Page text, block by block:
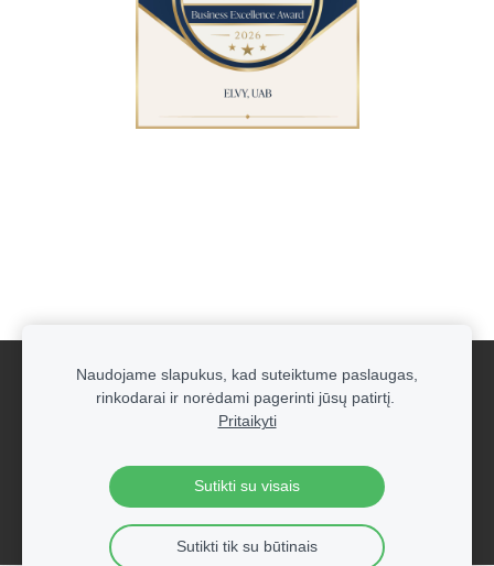
Naujoko rinkiniai su įmonės logotipu Slapukai
builder.
Naudojame slapukus, kad suteiktume paslaugas,
rinkodarai ir norėdami pagerinti jūsų patirtį.
Pritaikyti
Sutikti su visais
Sutikti tik su būtinais